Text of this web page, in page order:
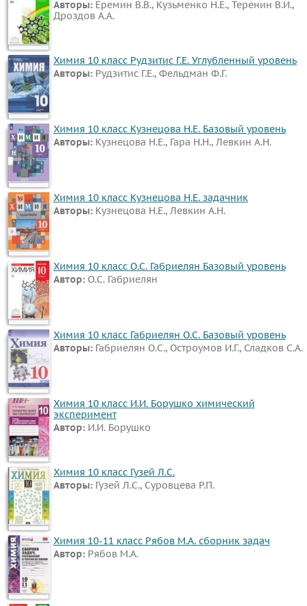
Авторы: Еремин В.В., Кузьменко Н.Е., Теренин В.И.,
Дроздов А.А.
Химия 10 класс Рудзитис Г.Е. Углубленный уровень
Авторы: Рудзитис Г.Е., Фельдман Ф.Г.
Химия 10 класс Кузнецова Н.Е. Базовый уровень
Авторы: Кузнецова Н.Е., Гара Н.Н., Левкин А.Н.
Химия 10 класс Кузнецова Н.Е. задачник
Авторы: Кузнецова Н.Е., Левкин А.Н.
Химия 10 класс О.С. Габриелян Базовый уровень
Автор: О.С. Габриелян
Химия 10 класс Габриелян О.С. Базовый уровень
Авторы: Габриелян О.С., Остроумов И.Г., Сладков С.А.
Химия 10 класс И.И. Борушко химический
эксперимент
Автор: И.И. Борушко
Химия 10 класс Гузей Л.С.
Авторы: Гузей Л.С., Суровцева Р.П.
Химия 10-11 класс Рябов М.А. сборник задач
Автор: Рябов М.А.